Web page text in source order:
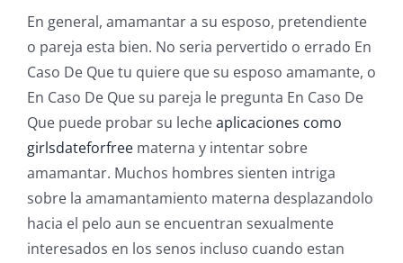
En general, amamantar a su esposo, pretendiente
o pareja esta bien. No seria pervertido o errado En
Caso De Que tu quiere que su esposo amamante, o
En Caso De Que su pareja le pregunta En Caso De
Que puede probar su lecheaplicaciones como
girlsdateforfree materna y intentar sobre
amamantar. Muchos hombres sienten intriga
sobre la amamantamiento materna desplazandolo
hacia el pelo aun se encuentran sexualmente
interesados en los senos incluso cuando estan